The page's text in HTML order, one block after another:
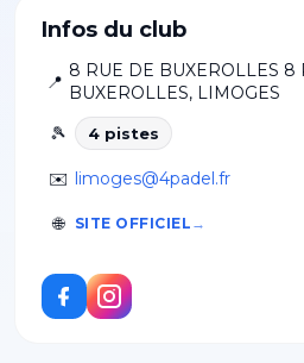
Infos du club
📍
8 RUE DE BUXEROLLES 8
BUXEROLLES, LIMOGES
🎾
4 pistes
✉️ limoges@4padel.fr
🌐 SITE OFFICIEL